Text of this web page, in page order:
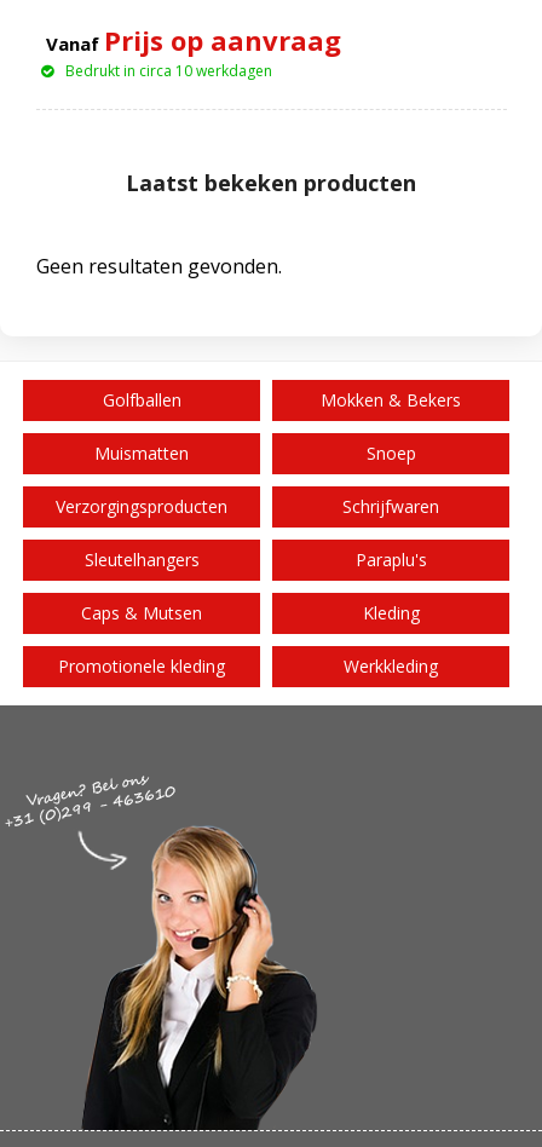
Vanaf Prijs op aanvraag
Bedrukt in circa 10 werkdagen
Laatst bekeken producten
Geen resultaten gevonden.
Golfballen Mokken & Bekers
Muismatten Snoep
Verzorgingsproducten Schrijfwaren
Sleutelhangers Paraplu's
Caps & Mutsen Kleding
Promotionele kleding Werkkleding